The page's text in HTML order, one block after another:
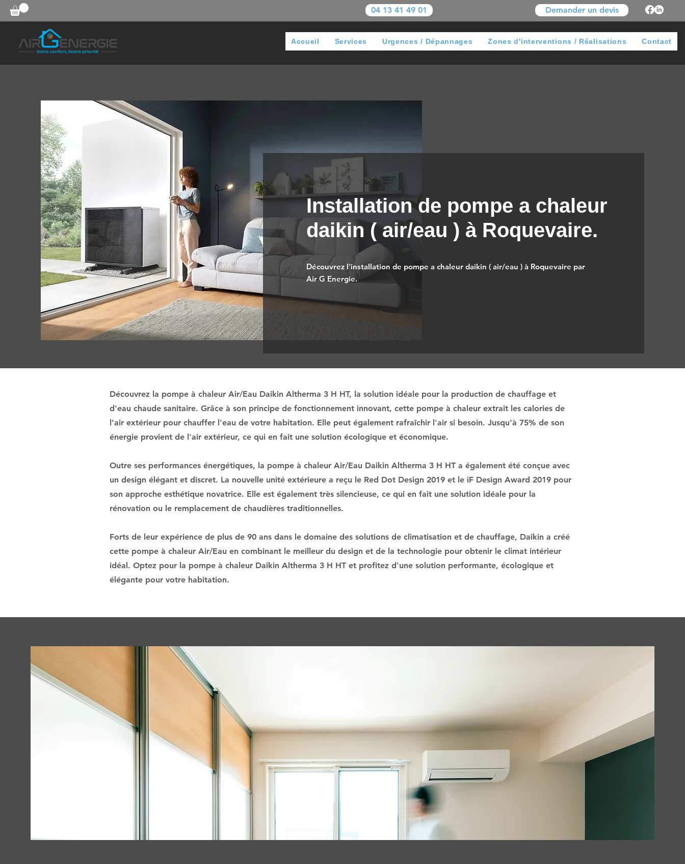
04 13 41 49 01 Demander un devis
Accueil Services Urgences / Dépannages Zones d'interventions / Réalisations Contact
Installation de pompe a chaleur
daikin ( air/eau ) à Roquevaire.
Découvrez l'installation de pompe a chaleur daikin ( air/eau ) à Roquevaire par
Air G Energie.
Découvrez la pompe à chaleur Air/Eau Daikin Altherma 3 H HT, la solution idéale pour la production de chauffage et
d'eau chaude sanitaire. Grâce à son principe de fonctionnement innovant, cette pompe à chaleur extrait les calories de
l'air extérieur pour chauffer l'eau de votre habitation. Elle peut également rafraîchir l'air si besoin. Jusqu'à 75% de son
énergie provient de l'air extérieur, ce qui en fait une solution écologique et économique.
Outre ses performances énergétiques, la pompe à chaleur Air/Eau Daikin Altherma 3 H HT a également été conçue avec
un design élégant et discret. La nouvelle unité extérieure a reçu le Red Dot Design 2019 et le iF Design Award 2019 pour
son approche esthétique novatrice. Elle est également très silencieuse, ce qui en fait une solution idéale pour la
rénovation ou le remplacement de chaudières traditionnelles.
Forts de leur expérience de plus de 90 ans dans le domaine des solutions de climatisation et de chauffage, Daikin a créé
cette pompe à chaleur Air/Eau en combinant le meilleur du design et de la technologie pour obtenir le climat intérieur
idéal. Optez pour la pompe à chaleur Daikin Altherma 3 H HT et profitez d'une solution performante, écologique et
élégante pour votre habitation.